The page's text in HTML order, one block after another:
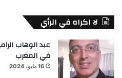
لا اكراه في الرأي
عبد الوهاب
في المغرب
16 مايو، 2024